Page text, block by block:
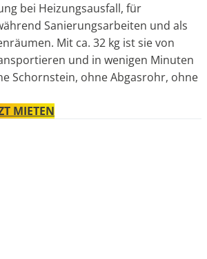
bei Heizungsausfall, für
Sanierungsarbeiten und als
Mit ca. 32 kg ist sie von
und in wenigen Minuten
Schornstein, ohne Abgasrohr, ohne
MIETEN